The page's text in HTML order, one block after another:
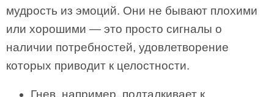
мудрость из эмоций. Они не бывают плохими
или хорошими — это просто сигналы о
наличии потребностей, удовлетворение
которых приводит к целостности.